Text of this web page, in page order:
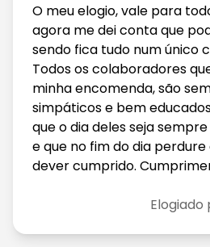
O meu elogio, vale para
agora me dei conta que
sendo fica tudo num único
Todos os colaboradores
minha encomenda, são
simpáticos e bem
que o dia deles seja
e que no fim do dia
dever cumprido.
Elogiado